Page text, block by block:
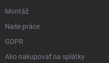
Montáž
Naše práce
GDPR
Ako nakupovať na splátky